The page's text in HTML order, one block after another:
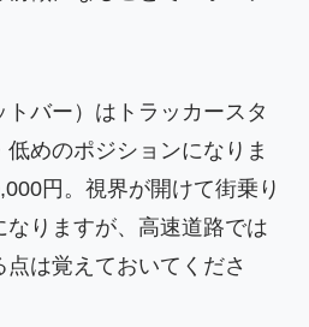
バー）はトラッカースタ
めのポジションになりま
円。視界が開けて街乗り
りますが、高速道路では
は覚えておいてくださ